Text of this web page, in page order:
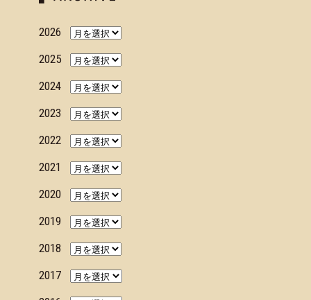
2026
2025
2024
2023
2022
2021
2020
2019
2018
2017